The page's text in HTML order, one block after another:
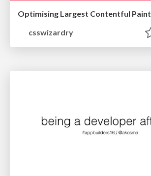
Optimising Largest Contentful Paint
csswizardry